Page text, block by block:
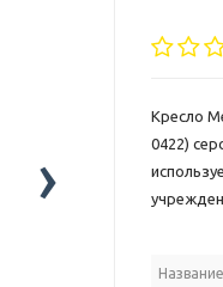
›
Кресло
0422)